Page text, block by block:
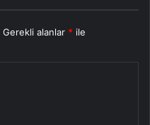
Gerekli alanlar * ile